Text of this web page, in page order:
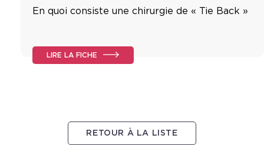
En quoi consiste une chirurgie de « Tie Back »
LIRE LA FICHE
RETOUR À LA LISTE